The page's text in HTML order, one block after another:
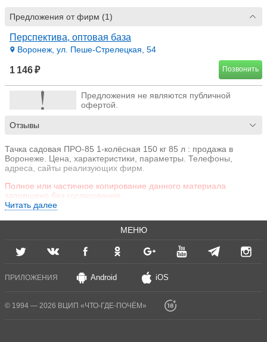
Предложения от фирм (1)
Перспектива, оптовая база
Воронеж, ул. Пеше-Стрелецкая, 54
1 146 ₽ Позвонить
Предложения не являются публичной
офертой.
Отзывы
Тачка садовая ПРО-85 1-колёсная 150 кг 85 л : продажа в
Воронеже. Цена, характеристики, параметры. Телефоны,
адреса, сайты реализующих фирм.
Полное или частичное копирование данного материала
запрещено без согласования.
Читать далее
МЕНЮ
ПРИЛОЖЕНИЯ Android iOS
© 1994 — 2026 ВЦИП «ЧТО-ГДЕ-ПОЧЁМ»